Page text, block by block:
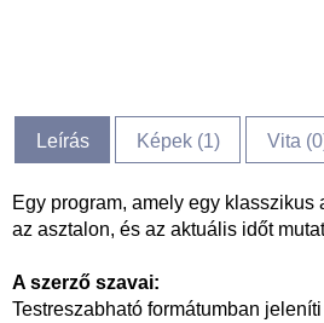
Leírás Képek (1) Vita (0
Egy program, amely egy klasszikus
az asztalon, és az aktuális időt
A szerző szavai:
Testreszabható formátumban